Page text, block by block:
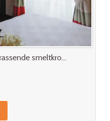
smeltkro...